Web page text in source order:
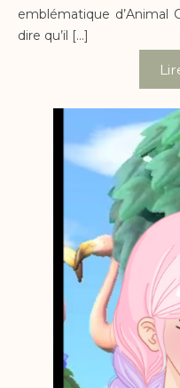
emblématique d’Animal
dire qu’il […]